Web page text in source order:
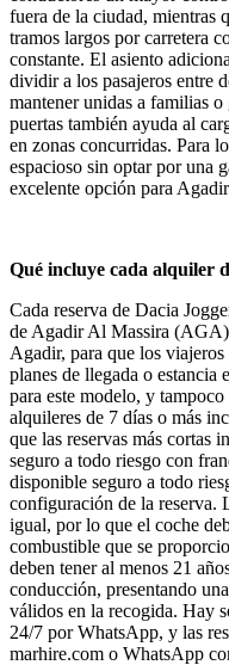
fuera de la ciudad, mientras
tramos largos por carretera
constante. El asiento
dividir a los pasajeros entre
mantener unidas a familias
puertas también ayuda al
en zonas concurridas. Para
espacioso sin optar por una
excelente opción para
Qué incluye cada alquiler
Cada reserva de Dacia
de Agadir Al Massira (AGA)
Agadir, para que los
planes de llegada o estancia
para este modelo, y
alquileres de 7 días o más
que las reservas más cortas
seguro a todo riesgo con
disponible seguro a todo
configuración de la reserva.
igual, por lo que el coche
combustible que se
deben tener al menos 21
conducción, presentando
válidos en la recogida. Hay
24/7 por WhatsApp, y las
marhire.com o WhatsApp